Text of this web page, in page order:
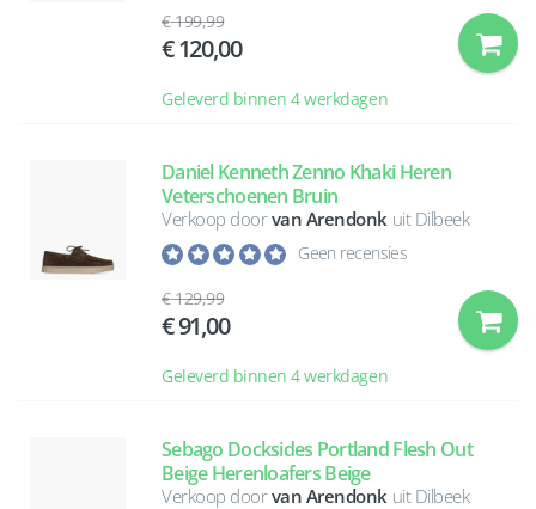
199,99
120,00
Geleverd binnen 4 werkdagen
Daniel Kenneth Zenno Khaki Heren
Veterschoenen Bruin
Verkoop doorvan Arendonk uit Dilbeek
Geen recensies
129,99
91,00
Geleverd binnen 4 werkdagen
Sebago Docksides Portland Flesh Out
Beige Herenloafers Beige
Verkoop doorvan Arendonk uit Dilbeek